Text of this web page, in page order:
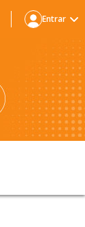
Entrar